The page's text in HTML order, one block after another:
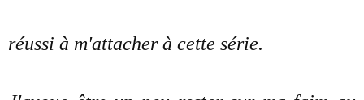
réussi à m'attacher à cette série.